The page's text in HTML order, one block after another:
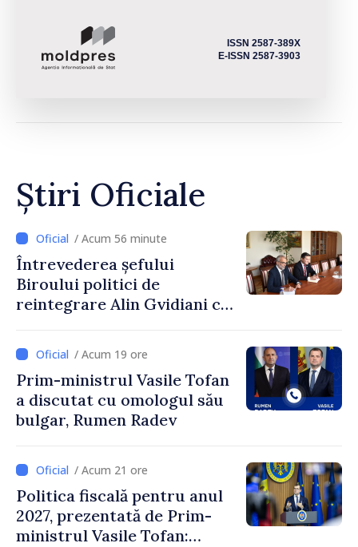
ISSN 2587-389X
E-ISSN 2587-3903
Știri Oficiale
/ Acum 56 minute
Întrevederea șefului
Biroului politici de
reintegrare Alin Gvidiani cu
Comitetului Internațional al
Crucii Roșii în Moldova
/ Acum 19 ore
Prim-ministrul Vasile Tofan
a discutat cu omologul său
bulgar, Rumen Radev
/ Acum 21 ore
Politica fiscală pentru anul
2027, prezentată de Prim-
ministrul Vasile Tofan: